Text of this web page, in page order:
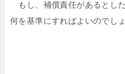
もし、補償責任があるとし
何を基準にすればよいのでしょ